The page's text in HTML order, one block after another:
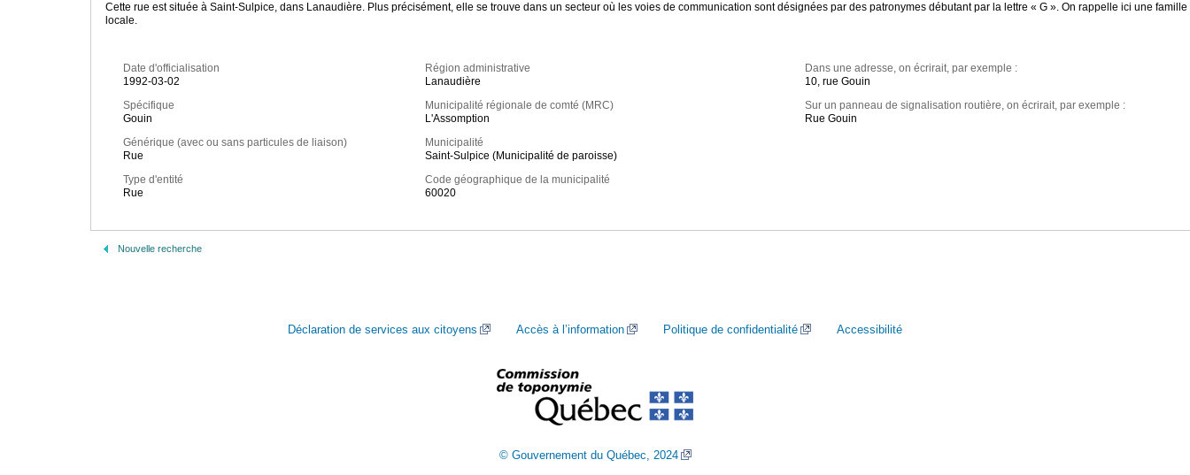
Cette rue est située à Saint-Sulpice, dans Lanaudière. Plus précisément, elle se trouve dans un secteur où les voies de communication sont désignées par des patronymes débutant par la lettre « G ». On rappelle ici une famille
locale.
Date d'officialisation
1992-03-02
Spécifique
Gouin
Générique (avec ou sans particules de liaison)
Rue
Type d'entité
Rue
Région administrative
Lanaudière
Municipalité régionale de comté (MRC)
L'Assomption
Municipalité
Saint-Sulpice (Municipalité de paroisse)
Code géographique de la municipalité
60020
Dans une adresse, on écrirait, par exemple :
10, rue Gouin
Sur un panneau de signalisation routière, on écrirait, par exemple :
Rue Gouin
Nouvelle recherche
Déclaration de services aux citoyens Accès à l’information Politique de confidentialité Accessibilité
© Gouvernement du Québec, 2024